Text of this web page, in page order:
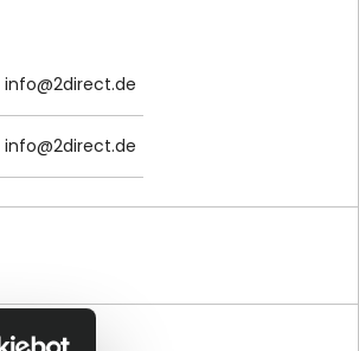
info@2direct.de
info@2direct.de